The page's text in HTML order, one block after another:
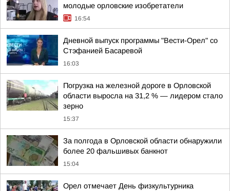
молодые орловские изобретатели
16:54
Дневной выпуск программы "Вести-Орел" со
Стэфанией Басаревой
16:03
Погрузка на железной дороге в Орловской
области выросла на 31,2 % — лидером стало
зерно
15:37
За полгода в Орловской области обнаружили
более 20 фальшивых банкнот
15:04
Орел отмечает День физкультурника